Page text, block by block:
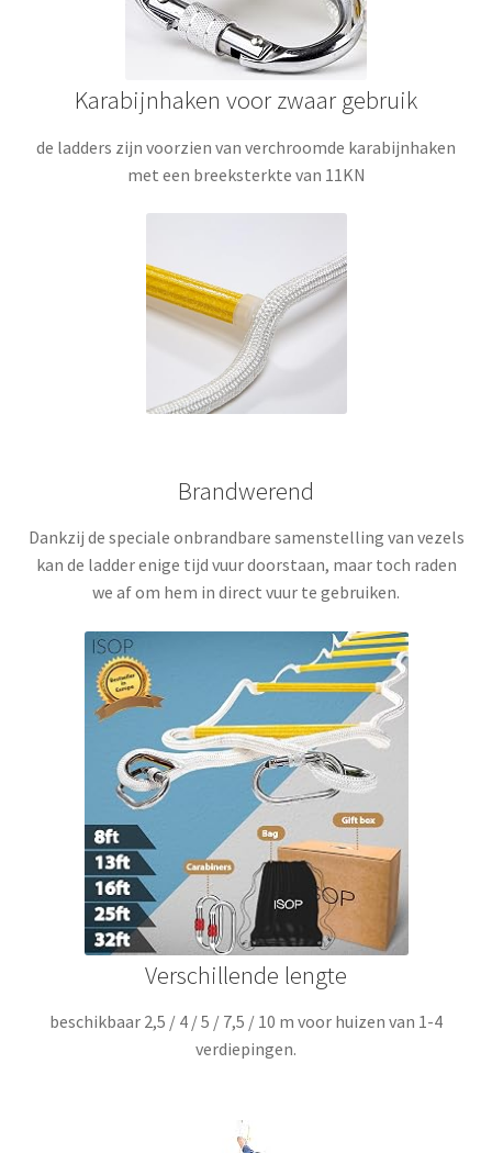
Karabijnhaken voor zwaar gebruik
de ladders zijn voorzien van verchroomde karabijnhaken
met een breeksterkte van 11KN
Brandwerend
Dankzij de speciale onbrandbare samenstelling van vezels
kan de ladder enige tijd vuur doorstaan, maar toch raden
we af om hem in direct vuur te gebruiken.
Verschillende lengte
beschikbaar 2,5 / 4 / 5 / 7,5 / 10 m voor huizen van 1-4
verdiepingen.